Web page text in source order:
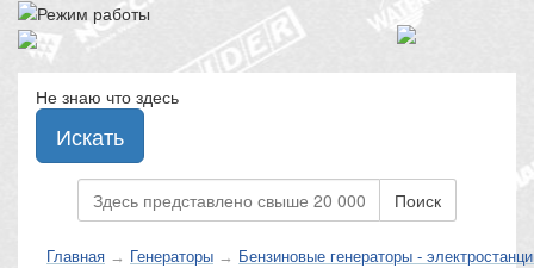
Не знаю что здесь
Искать
Поиск
Главная → Генераторы → Бензиновые генераторы -